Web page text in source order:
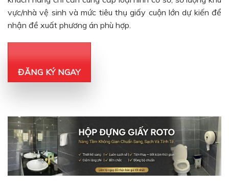
vực/nhà vệ sinh và mức tiêu thụ giấy cuộn lớn dự kiến để
nhận đề xuất phương án phù hợp.
ĐĂNG KÝ NGAY